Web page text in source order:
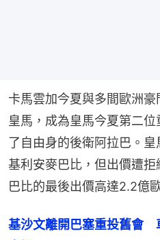
卡馬雲加今夏與多間歐洲
皇馬，成為皇馬今夏第二
了自由身的後衛阿拉巴。
基利安麥巴比，但出價遭
巴比的最後出價高達2.2億
基沙文離開巴塞重投舊會